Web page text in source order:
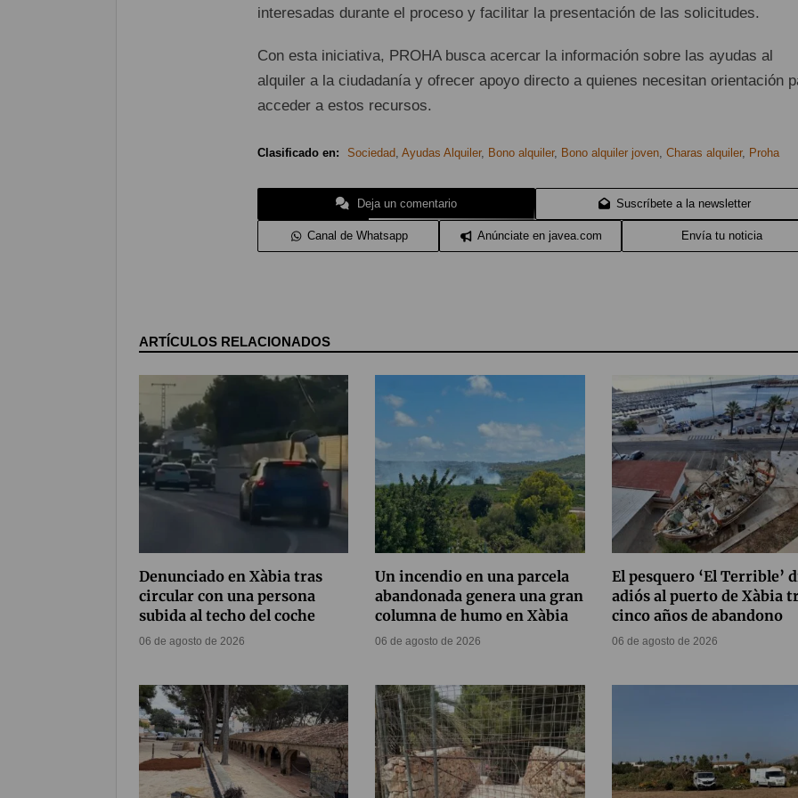
interesadas durante el proceso y facilitar la presentación de las solicitudes.
Con esta iniciativa, PROHA busca acercar la información sobre las ayudas al
alquiler a la ciudadanía y ofrecer apoyo directo a quienes necesitan orientación
acceder a estos recursos.
Deja un comentario Suscríbete a la newsletter
Canal de Whatsapp Anúnciate en javea.com Envía tu noticia
Clasificado en: Sociedad, Ayudas Alquiler, Bono alquiler, Bono alquiler joven, Charas alquiler, Proha
ARTÍCULOS RELACIONADOS
Denunciado en Xàbia tras
circular con una persona
subida al techo del coche
06 de agosto de 2026
Un incendio en una parcela
abandonada genera una gran
columna de humo en Xàbia
06 de agosto de 2026
El pesquero ‘El Terrible’
adiós al puerto de Xàbia
cinco años de abandono
06 de agosto de 2026